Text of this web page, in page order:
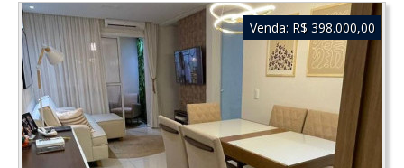
Venda: R$ 398.000,00